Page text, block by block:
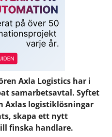
Axla Logistics har i
samarbetsavtal. Syftet
Axlas logistiklösningar
skapa ett nytt
finska handlare.